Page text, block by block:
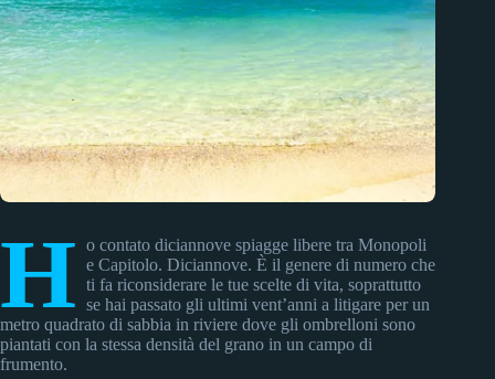
H o contato diciannove spiagge libere tra Monopoli
e Capitolo. Diciannove. È il genere di numero che
ti fa riconsiderare le tue scelte di vita, soprattutto
se hai passato gli ultimi vent’anni a litigare per un
metro quadrato di sabbia in riviere dove gli ombrelloni sono
piantati con la stessa densità del grano in un campo di
frumento.